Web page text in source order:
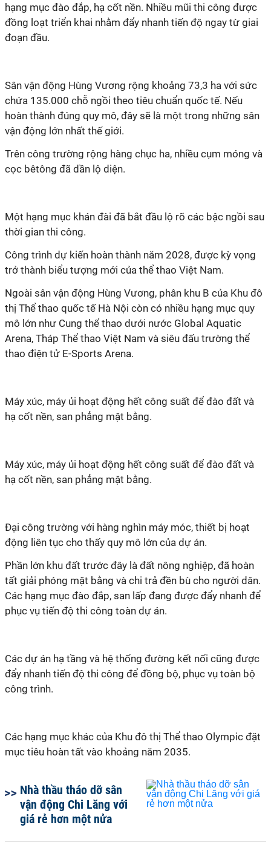
hạng mục đào đắp, hạ cốt nền. Nhiều mũi thi công được
đồng loạt triển khai nhằm đẩy nhanh tiến độ ngay từ giai
đoạn đầu.
Sân vận động Hùng Vương rộng khoảng 73,3 ha với sức
chứa 135.000 chỗ ngồi theo tiêu chuẩn quốc tế. Nếu
hoàn thành đúng quy mô, đây sẽ là một trong những sân
vận động lớn nhất thế giới.
Trên công trường rộng hàng chục ha, nhiều cụm móng và
cọc bêtông đã dần lộ diện.
Một hạng mục khán đài đã bắt đầu lộ rõ các bậc ngồi sau
thời gian thi công.
Công trình dự kiến hoàn thành năm 2028, được kỳ vọng
trở thành biểu tượng mới của thể thao Việt Nam.
Ngoài sân vận động Hùng Vương, phân khu B của Khu đô
thị Thể thao quốc tế Hà Nội còn có nhiều hạng mục quy
mô lớn như Cung thể thao dưới nước Global Aquatic
Arena, Tháp Thể thao Việt Nam và siêu đấu trường thể
thao điện tử E-Sports Arena.
Máy xúc, máy ủi hoạt động hết công suất để đào đất và
hạ cốt nền, san phẳng mặt bằng.
Máy xúc, máy ủi hoạt động hết công suất để đào đất và
hạ cốt nền, san phẳng mặt bằng.
Đại công trường với hàng nghìn máy móc, thiết bị hoạt
động liên tục cho thấy quy mô lớn của dự án.
Phần lớn khu đất trước đây là đất nông nghiệp, đã hoàn
tất giải phóng mặt bằng và chi trả đền bù cho người dân.
Các hạng mục đào đắp, san lấp đang được đẩy nhanh để
phục vụ tiến độ thi công toàn dự án.
Các dự án hạ tầng và hệ thống đường kết nối cũng được
đẩy nhanh tiến độ thi công để đồng bộ, phục vụ toàn bộ
công trình.
Các hạng mục khác của Khu đô thị Thể thao Olympic đặt
mục tiêu hoàn tất vào khoảng năm 2035.
Nhà thầu tháo dỡ sân
vận động Chi Lăng với
giá rẻ hơn một nửa